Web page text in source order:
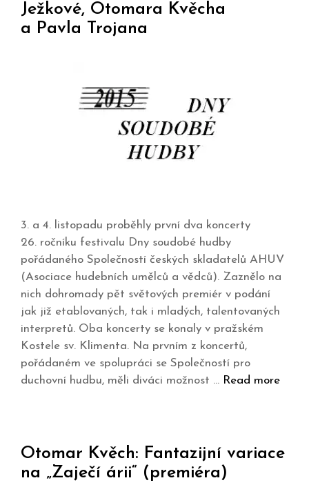
Ježkové, Otomara Kvěcha
a Pavla Trojana
3. a 4. listopadu proběhly první dva koncerty
26. ročníku festivalu Dny soudobé hudby
pořádaného Společností českých skladatelů AHUV
(Asociace hudebních umělců a vědců). Zaznělo na
nich dohromady pět světových premiér v podání
jak již etablovaných, tak i mladých, talentovaných
interpretů. Oba koncerty se konaly v pražském
Kostele sv. Klimenta. Na prvním z koncertů,
pořádaném ve spolupráci se Společností pro
duchovní hudbu, měli diváci možnost … Read more
Otomar Kvěch: Fantazijní variace
na „Zaječí árii“ (premiéra)